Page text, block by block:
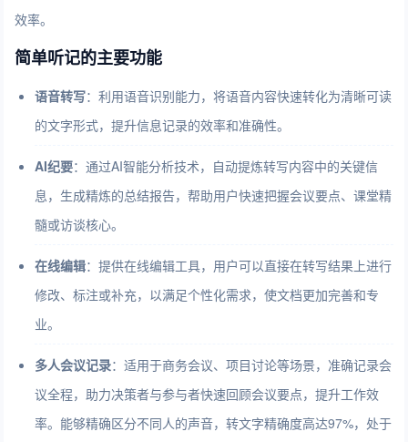
效率。
简单听记的主要功能
语音转写：利用语音识别能力，将语音内容快速转化为清晰可读
的文字形式，提升信息记录的效率和准确性。
AI纪要：通过AI智能分析技术，自动提炼转写内容中的关键信
息，生成精炼的总结报告，帮助用户快速把握会议要点、课堂精
髓或访谈核心。
在线编辑：提供在线编辑工具，用户可以直接在转写结果上进行
修改、标注或补充，以满足个性化需求，使文档更加完善和专
业。
多人会议记录：适用于商务会议、项目讨论等场景，准确记录会
议全程，助力决策者与参与者快速回顾会议要点，提升工作效
率。能够精确区分不同人的声音，转文字精确度高达97%，处于